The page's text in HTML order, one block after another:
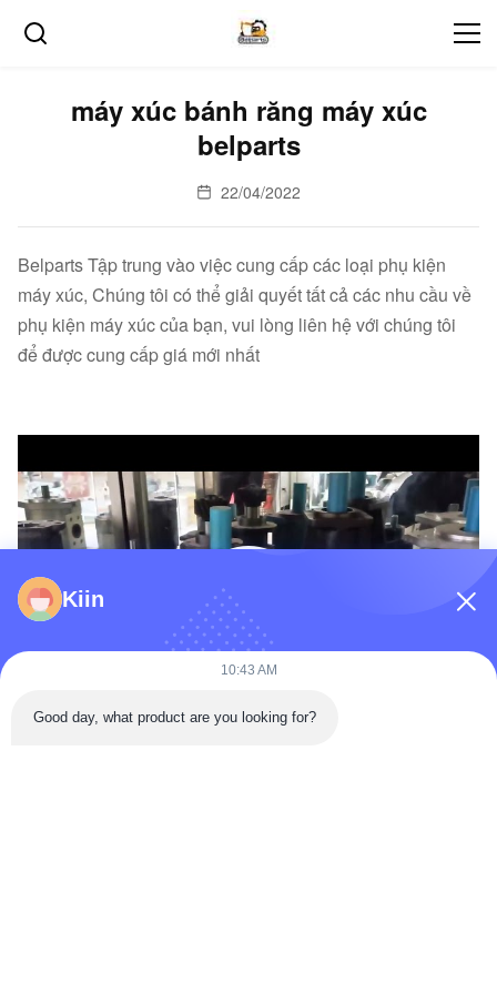
máy xúc bánh răng máy xúc
belparts
22/04/2022
Belparts Tập trung vào việc cung cấp các loại phụ kiện
máy xúc, Chúng tôi có thể giải quyết tất cả các nhu cầu về
phụ kiện máy xúc của bạn, vui lòng liên hệ với chúng tôi
để được cung cấp giá mới nhất
Kiin
10:43 AM
Good day, what product are you looking for?